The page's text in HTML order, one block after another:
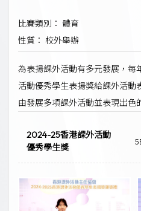
比賽類別： 體育
性質： 校外舉辦
為表揚課外活動有多元發展，每
活動優秀學生表揚獎給課外活動
由發展多項課外活動並表現出色
2024-25香港課外活動
優秀學生獎